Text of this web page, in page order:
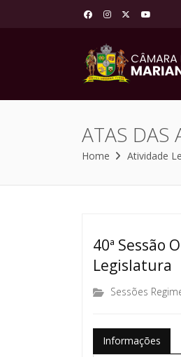
ATAS DAS
Home Atividade
40ª Sessão
Legislatura
Sessões
Informações